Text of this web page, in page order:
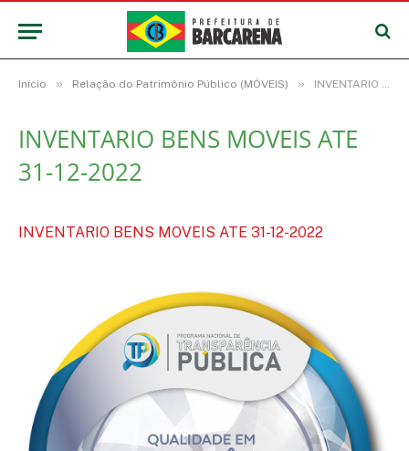
Início » Relação do Patrimônio Público (MÓVEIS) » INVENTARIO BENS MOVEIS ATE 31-12-2022
INVENTARIO BENS MOVEIS ATE
31-12-2022
INVENTARIO BENS MOVEIS ATE 31-12-2022